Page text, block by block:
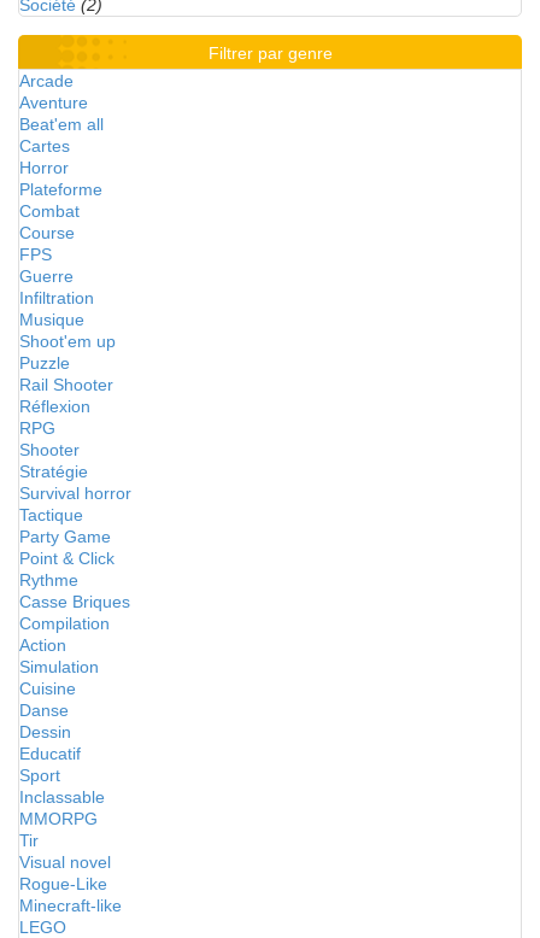
Société (2)
Filtrer par genre
Arcade
Aventure
Beat'em all
Cartes
Horror
Plateforme
Combat
Course
FPS
Guerre
Infiltration
Musique
Shoot'em up
Puzzle
Rail Shooter
Réflexion
RPG
Shooter
Stratégie
Survival horror
Tactique
Party Game
Point & Click
Rythme
Casse Briques
Compilation
Action
Simulation
Cuisine
Danse
Dessin
Educatif
Sport
Inclassable
MMORPG
Tir
Visual novel
Rogue-Like
Minecraft-like
LEGO